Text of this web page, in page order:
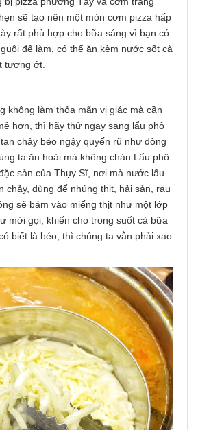
sẽ tạo nên một món cơm pizza hấp
rất phù hợp cho bữa sáng vì bạn có
để làm, có thể ăn kèm nước sốt cà
tương ớt.
không làm thỏa mãn vị giác mà cần
hơn, thì hãy thử ngay sang lẩu phô
chảy béo ngậy quyến rũ như dòng
ta ăn hoài mà không chán.Lẩu phô
sản của Thụy Sĩ, nơi mà nước lẩu
chảy, dùng để nhúng thịt, hải sản, rau
sẽ bám vào miếng thịt như một lớp
mời gọi, khiến cho trong suốt cả bữa
biết là béo, thì chúng ta vẫn phải xao